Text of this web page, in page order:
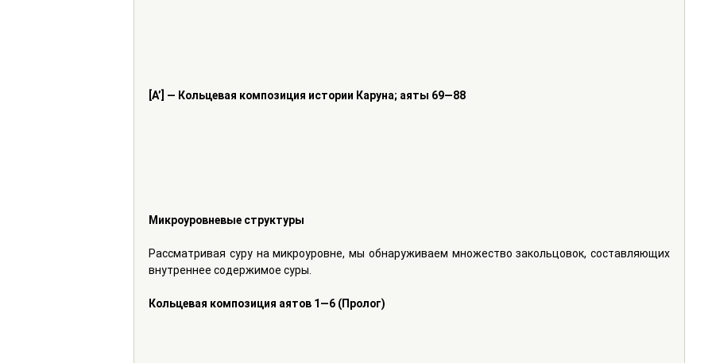
[A’] — Кольцевая композиция истории Каруна; аяты 69—88
Микроуровневые структуры
Рассматривая суру на микроуровне, мы обнаруживаем множество закольцовок, составляющих
внутреннее содержимое суры.
Кольцевая композиция аятов 1—6 (Пролог)